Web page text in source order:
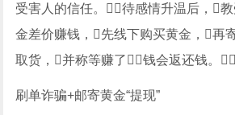
受害人的信任。待感情升温后，
金差价赚钱，先线下购买黄金，再
取货，并称等赚了钱会返还钱。
刷单诈骗+邮寄黄金“提现”